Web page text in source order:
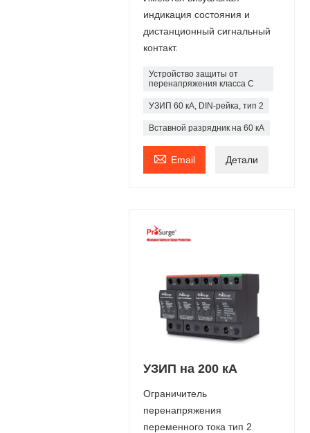
индикация состояния и
дистанционный сигнальный
контакт.
Устройство защиты от
перенапряжения класса C
УЗИП 60 кА, DIN-рейка, тип 2
Вставной разрядник на 60 кА
 Email Детали
УЗИП на 200 кА
Ограничитель
перенапряжения
переменного тока тип 2